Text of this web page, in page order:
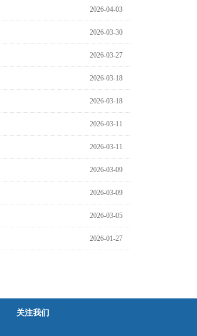
2026-04-03
2026-03-30
2026-03-27
2026-03-18
2026-03-18
2026-03-11
2026-03-11
2026-03-09
2026-03-09
2026-03-05
2026-01-27
关注我们